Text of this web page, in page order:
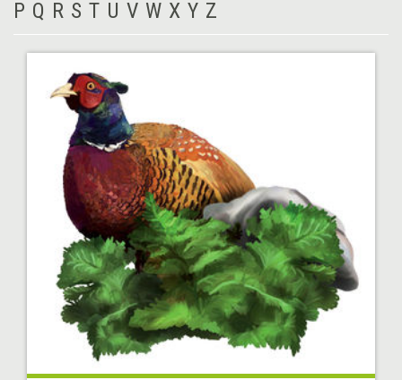
P Q R S T U V W X Y Z